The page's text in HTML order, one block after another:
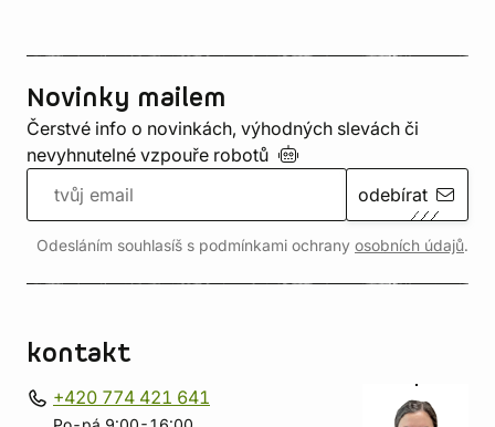
Novinky mailem
Čerstvé info o novinkách, výhodných slevách či
nevyhnutelné vzpouře robotů
odebírat
Odesláním souhlasíš s podmínkami ochrany osobních údajů.
kontakt
+420 774 421 641